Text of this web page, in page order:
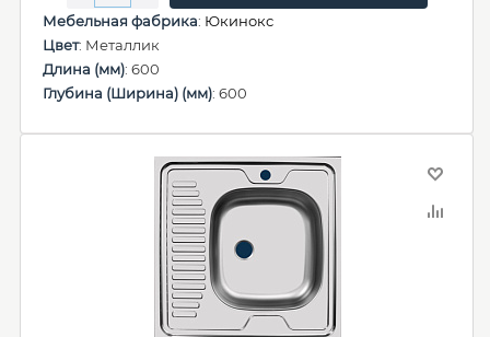
Мебельная фабрика: Юкинокс
Цвет: Металлик
Длина (мм): 600
Глубина (Ширина) (мм): 600